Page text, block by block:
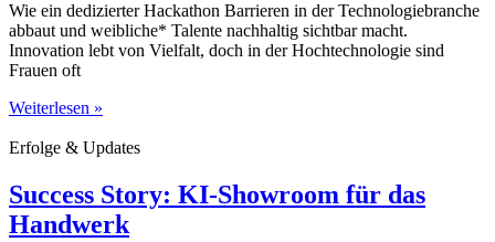
Wie ein dedizierter Hackathon Barrieren in der Technologiebranche
abbaut und weibliche* Talente nachhaltig sichtbar macht.
Innovation lebt von Vielfalt, doch in der Hochtechnologie sind
Frauen oft
Weiterlesen »
Erfolge & Updates
Success Story: KI-Showroom für das
Handwerk